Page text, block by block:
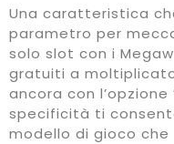
Una caratteristica
parametro per
solo slot con i
gratuiti a
ancora con l’opzione
specificità ti
modello di gioco che